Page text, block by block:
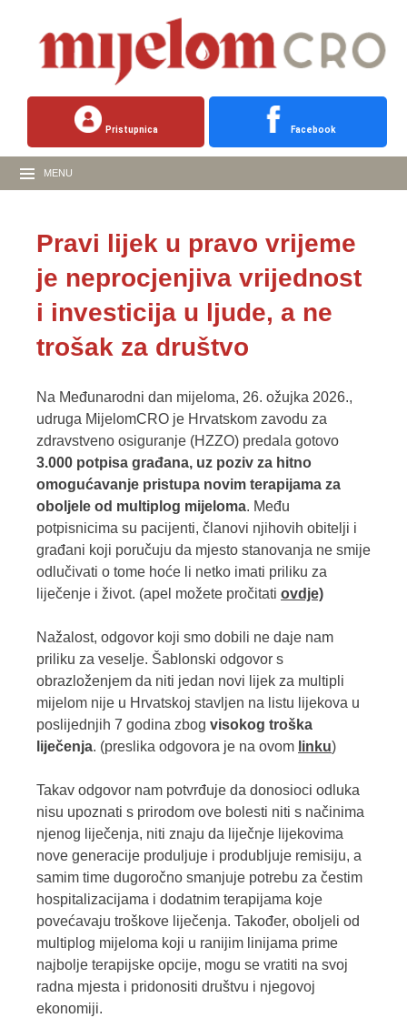
Pristupnica Facebook
MENU
Pravi lijek u pravo vrijeme
je neprocjenjiva vrijednost
i investicija u ljude, a ne
trošak za društvo
Na Međunarodni dan mijeloma, 26. ožujka 2026.,
udruga MijelomCRO je Hrvatskom zavodu za
zdravstveno osiguranje (HZZO) predala gotovo
3.000 potpisa građana, uz poziv za hitno
omogućavanje pristupa novim terapijama za
oboljele od multiplog mijeloma. Među
potpisnicima su pacijenti, članovi njihovih obitelji i
građani koji poručuju da mjesto stanovanja ne smije
odlučivati o tome hoće li netko imati priliku za
liječenje i život. (apel možete pročitati ovdje)
Nažalost, odgovor koji smo dobili ne daje nam
priliku za veselje. Šablonski odgovor s
obrazloženjem da niti jedan novi lijek za multipli
mijelom nije u Hrvatskoj stavljen na listu lijekova u
poslijednjih 7 godina zbog visokog troška
liječenja. (preslika odgovora je na ovom linku)
Takav odgovor nam potvrđuje da donosioci odluka
nisu upoznati s prirodom ove bolesti niti s načinima
njenog liječenja, niti znaju da liječnje lijekovima
nove generacije produljuje i produbljuje remisiju, a
samim time dugoročno smanjuje potrebu za čestim
hospitalizacijama i dodatnim terapijama koje
povećavaju troškove liječenja. Također, oboljeli od
multiplog mijeloma koji u ranijim linijama prime
najbolje terapijske opcije, mogu se vratiti na svoj
radna mjesta i pridonositi društvu i njegovoj
ekonomiji.